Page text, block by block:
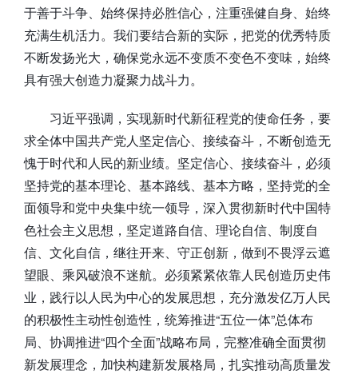
于善于斗争、始终保持必胜信心，注重强健自身、始终
充满生机活力。我们要结合新的实际，把党的优秀特质
不断发扬光大，确保党永远不变质不变色不变味，始终
具有强大创造力凝聚力战斗力。
习近平强调，实现新时代新征程党的使命任务，要
求全体中国共产党人坚定信心、接续奋斗，不断创造无
愧于时代和人民的新业绩。坚定信心、接续奋斗，必须
坚持党的基本理论、基本路线、基本方略，坚持党的全
面领导和党中央集中统一领导，深入贯彻新时代中国特
色社会主义思想，坚定道路自信、理论自信、制度自
信、文化自信，继往开来、守正创新，做到不畏浮云遮
望眼、乘风破浪不迷航。必须紧紧依靠人民创造历史伟
业，践行以人民为中心的发展思想，充分激发亿万人民
的积极性主动性创造性，统筹推进“五位一体”总体布
局、协调推进“四个全面”战略布局，完整准确全面贯彻
新发展理念，加快构建新发展格局，扎实推动高质量发